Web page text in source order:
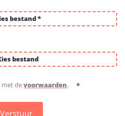
bestand *
bestand
met devoorwaarden.
Verstuur